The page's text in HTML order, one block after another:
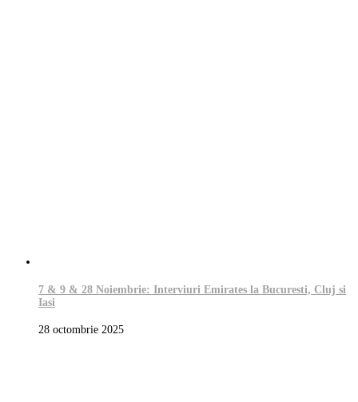
7 & 9 & 28 Noiembrie: Interviuri Emirates la Bucuresti, Cluj si
Iasi
28 octombrie 2025